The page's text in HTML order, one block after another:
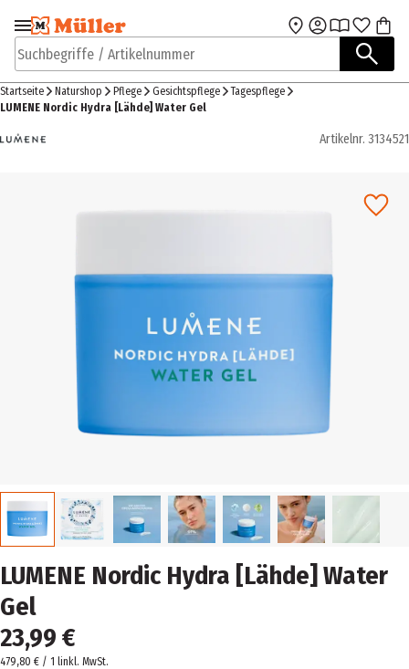
Zur Navigation
springen
Zum Hauptinhalt
Suchbegriffe / Artikelnummer
Startseite Naturshop Pflege Gesichtspflege
Tagespflege
LUMENE Nordic Hydra [Lähde] Water Gel
Artikelnr. 3134521
LUMENE Nordic Hydra [Lähde] Water
Gel
23,99 €
479,80 € / 1 linkl. MwSt.